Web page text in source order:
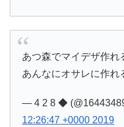
あつ森でマイデザ作れ
あんなにオサレに作
— 4 2 8 ◆
12:26:47 +0000 2019